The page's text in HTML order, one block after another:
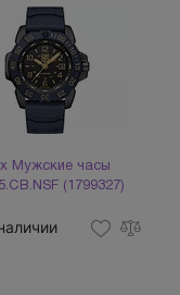
Мужские часы
(1799327)